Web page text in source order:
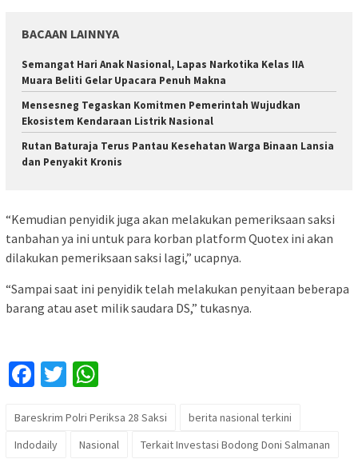
BACAAN LAINNYA
Semangat Hari Anak Nasional, Lapas Narkotika Kelas IIA
Muara Beliti Gelar Upacara Penuh Makna
Mensesneg Tegaskan Komitmen Pemerintah Wujudkan
Ekosistem Kendaraan Listrik Nasional
Rutan Baturaja Terus Pantau Kesehatan Warga Binaan Lansia
dan Penyakit Kronis
“Kemudian penyidik juga akan melakukan pemeriksaan saksi
tanbahan ya ini untuk para korban platform Quotex ini akan
dilakukan pemeriksaan saksi lagi,” ucapnya.
“Sampai saat ini penyidik telah melakukan penyitaan beberapa
barang atau aset milik saudara DS,” tukasnya.
Facebook
Twitter
Bareskrim Polri Periksa 28 Saksi
berita nasional terkini
Indodaily
Nasional Terkait Investasi Bodong Doni Salmanan